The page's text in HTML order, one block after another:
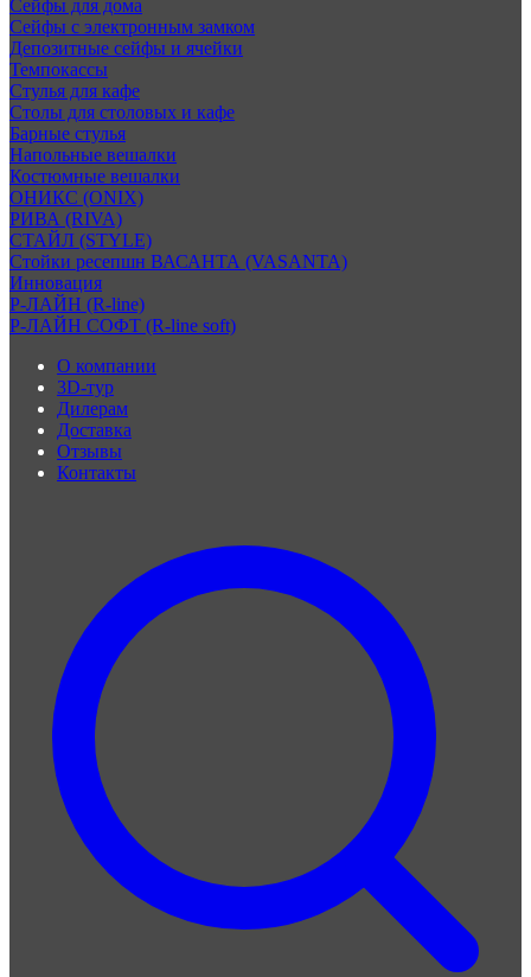
Сейфы для дома
Сейфы с электронным замком
Депозитные сейфы и ячейки
Темпокассы
Стулья для кафе
Столы для столовых и кафе
Барные стулья
Напольные вешалки
Костюмные вешалки
ОНИКС (ONIX)
РИВА (RIVA)
СТАЙЛ (STYLE)
Стойки ресепшн ВАСАНТА (VASANTA)
Инновация
Р-ЛАЙН (R-line)
Р-ЛАЙН СОФТ (R-line soft)
О компании
3D-тур
Дилерам
Доставка
Отзывы
Контакты